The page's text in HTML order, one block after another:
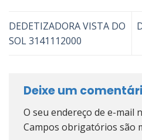
DEDETIZADORA VISTA DO
SOL 3141112000
Deixe um
O seu endereço de e-mail
Campos obrigatórios são